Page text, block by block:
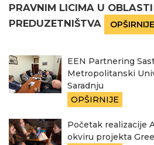
PRAVNIM LICIMA U
PREDUZETNIŠTVA
OPŠIRNIJE
EEN Partnering
Metropolitanski
Saradnju
OPŠIRNIJE
Početak realizacije
okviru projekta